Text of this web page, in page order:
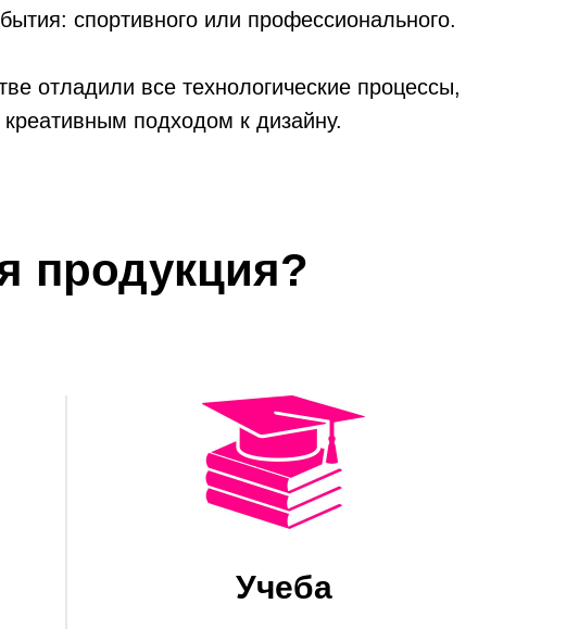
спортивного или профессионального.
отладили все технологические процессы,
подходом к дизайну.
продукция?
Учеба